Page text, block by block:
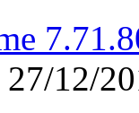
27/12/